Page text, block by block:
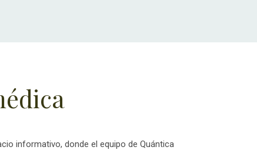
informativo, donde el equipo de Quántica